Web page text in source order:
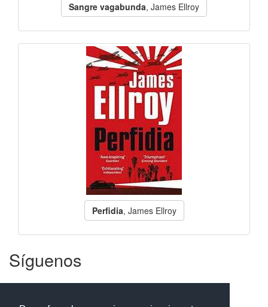
Sangre vagabunda, James Ellroy
Perfidia, James Ellroy
Síguenos